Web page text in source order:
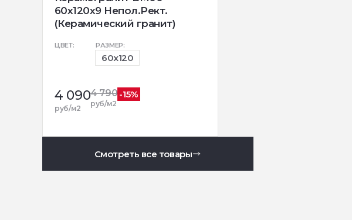
60x120x9 Непол.Рект.
(Керамический гранит)
ЦВЕТ: РАЗМЕР:
60x120
4 090
руб/м2
4 790
руб/м2
-15%
Смотреть все товары